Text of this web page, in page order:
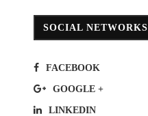
SOCIAL NETWORKS
FACEBOOK
GOOGLE +
LINKEDIN